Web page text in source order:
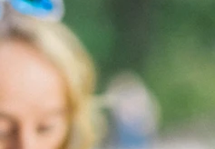
auf ihrem Weg